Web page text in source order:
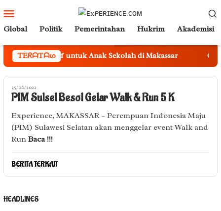
ke
kontenMobile
Global Politik Pemerintahan Hukrim Akademisi
TEᖇᗩTᗩᔕ
Edukatif untuk Anak Sekolah di Makassar Gubernur
25/06/2022
PIM Sulsel Besol Gelar Walk & Run 5 K
Experience, MAKASSAR – Perempuan Indonesia Maju
(PIM) Sulawesi Selatan akan menggelar event Walk and
Run Baca !!!
BERITA TERKAIT
HEADLINES